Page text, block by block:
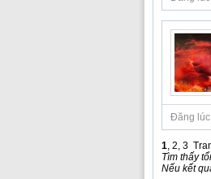
Đăng
1, 2, 3
Tìm thấy
Nếu kết